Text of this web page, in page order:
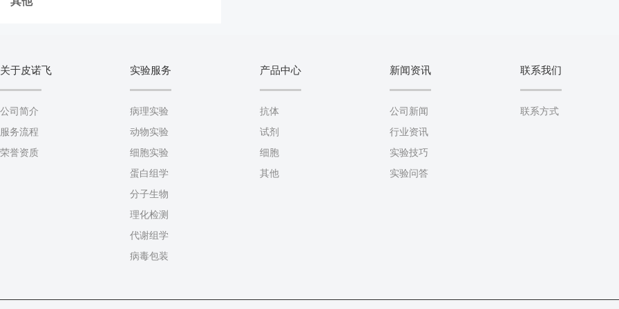
关于皮诺飞
公司简介
服务流程
荣誉资质
实验服务
病理实验
动物实验
细胞实验
蛋白组学
分子生物
理化检测
代谢组学
病毒包装
产品中心
抗体
试剂
细胞
其他
新闻资讯
公司新闻
行业资讯
实验技巧
实验问答
联系我们
联系方式